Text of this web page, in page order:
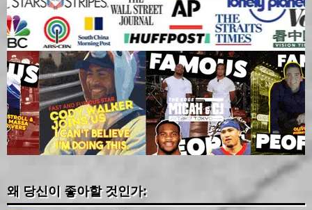
왜 당신이 좋아할 것인가: